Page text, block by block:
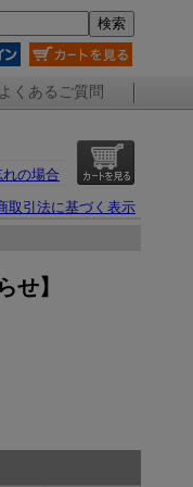
よくあるご質問
の場合
取引法に基づく表示
せ】